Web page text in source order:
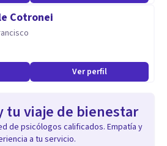
Cotronei
Ver perfil
tu viaje de bienestar
de psicólogos calificados. Empatía y
a tu servicio.